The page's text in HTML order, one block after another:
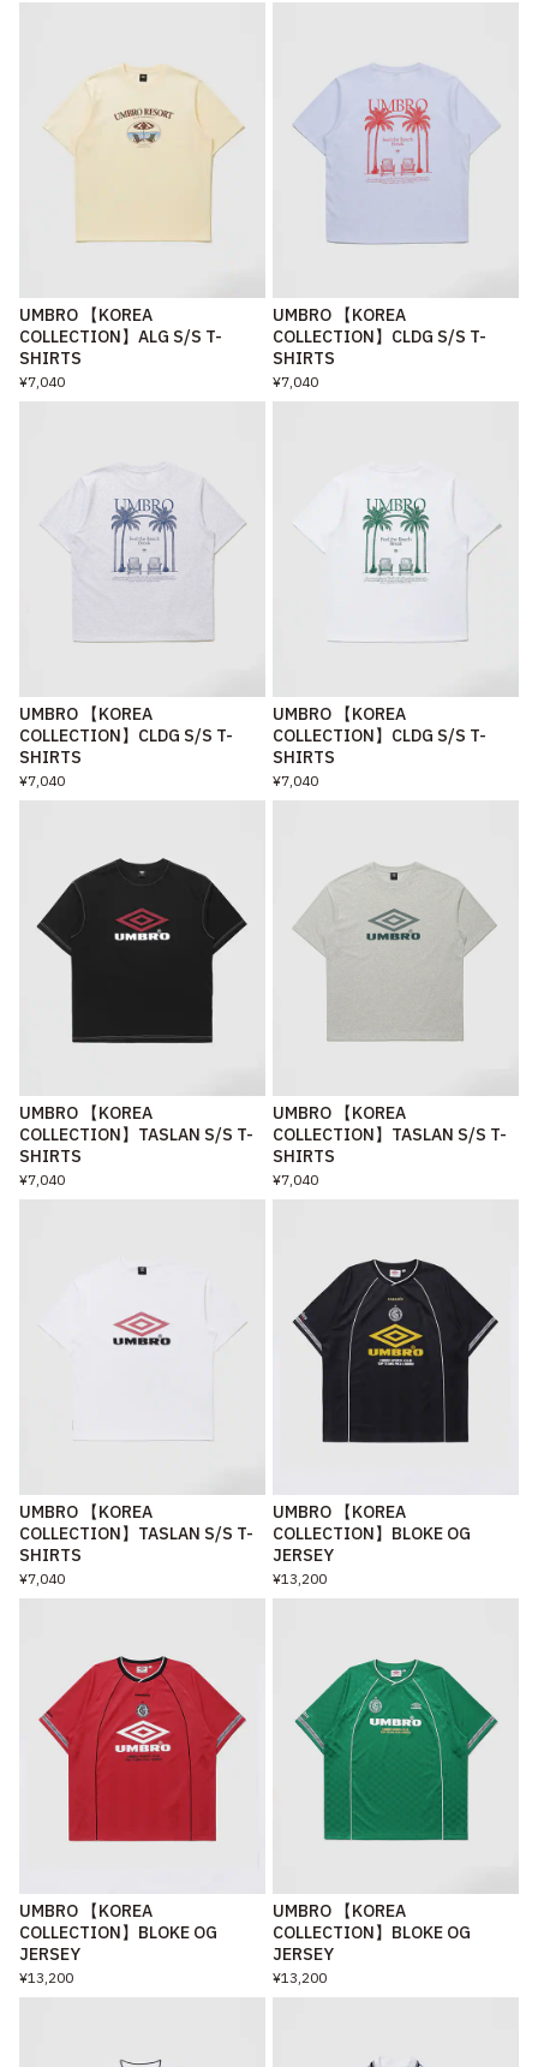
UMBRO 【KOREA
COLLECTION】ALG S/S T-
SHIRTS
¥7,040
UMBRO 【KOREA
COLLECTION】CLDG S/S T-
SHIRTS
¥7,040
UMBRO 【KOREA
COLLECTION】CLDG S/S T-
SHIRTS
¥7,040
UMBRO 【KOREA
COLLECTION】CLDG S/S T-
SHIRTS
¥7,040
UMBRO 【KOREA
COLLECTION】TASLAN S/S T-
SHIRTS
¥7,040
UMBRO 【KOREA
COLLECTION】TASLAN S/S T-
SHIRTS
¥7,040
UMBRO 【KOREA
COLLECTION】TASLAN S/S T-
SHIRTS
¥7,040
UMBRO 【KOREA
COLLECTION】BLOKE OG
JERSEY
¥13,200
UMBRO 【KOREA
COLLECTION】BLOKE OG
JERSEY
¥13,200
UMBRO 【KOREA
COLLECTION】BLOKE OG
JERSEY
¥13,200